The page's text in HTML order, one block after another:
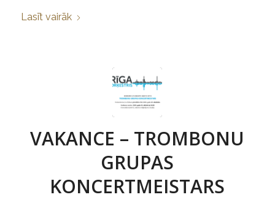
Lasīt vairāk
VAKANCE – TROMBONU
GRUPAS
KONCERTMEISTARS